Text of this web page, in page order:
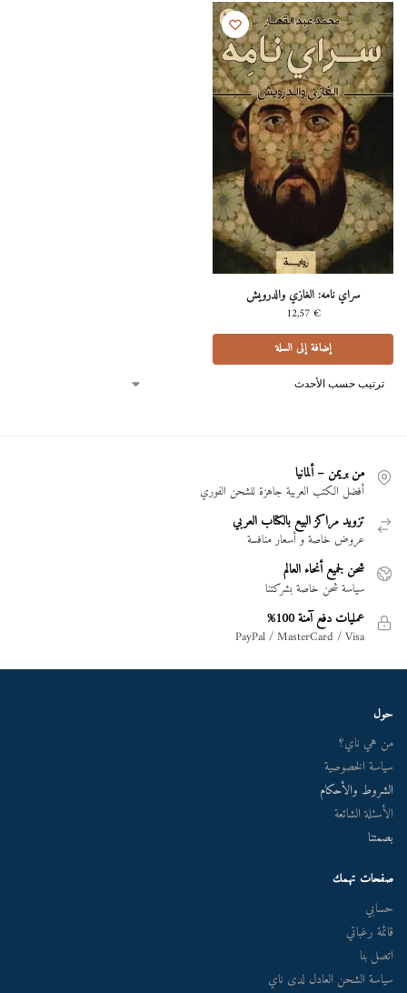
سراي نامه: الغازي والدرويش
12,57€
إضافة إلى السلة
من بريمن – ألمانيا
أفضل الكتب العربية جاهزة للشحن الفوري
تزويد مراكز البيع بالكتاب العربي
عروض خاصة و أسعار منافسة
شحن لجميع أنحاء العالم
سياسة شحن خاصة بشركتنا
عمليات دفع آمنة 100%
PayPal / MasterCard / Visa
حول
من هي ناي؟
سياسة الخصوصية
الشروط والأحكام
الأسئلة الشائعة
بصمتنا
صفحات تهمك
حسابي
قائمة رغباتي
اتصل بنا
سياسة الشحن العادل لدى ناي